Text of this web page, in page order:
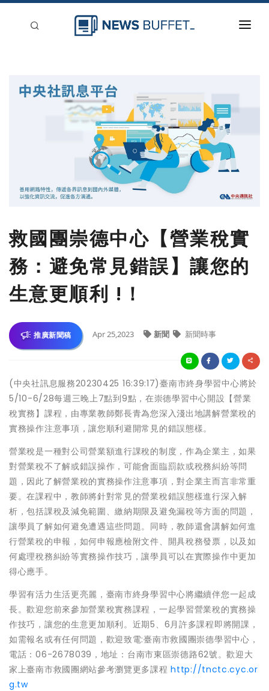
救國團崇德中心【營業稅實
務：避免常見錯誤】讓您的
生意更順利 !！
推廣新聞稿 Apr 25,2023 新聞 新聞時事
(中央社訊息服務20230425 16:39:17)臺南市終身學習中心將於
5/10-6/28每週三晚上7點到9點，在崇德學習中心開設【營業
稅實務】課程，由專業教師鄭長青為您深入淺出地講解營業稅的
實務操作注意事項，讓您順利避開常見的錯誤態樣。
營業稅是一種對公司營業額進行課稅的制度，作為企業主，如果
對營業稅不了解或錯誤操作，可能會面臨罰款或稅務糾紛等問
題，因此了解營業稅的實務操作注意事項，對企業主而言非常重
要。在課程中，教師將針對常見的營業稅錯誤態樣進行深入解
析，包括課稅及減免範圍、繳納期限及避免漏稅等方面的問題，
讓學員了解如何避免遭遇這些問題。同時，教師還會講解如何進
行營業稅的申報，如何申報應檢附文件、開具稅務發票，以及如
何處理稅務糾紛等實務操作技巧，讓學員可以在實際操作中更加
得心應手。
學習有活力生活更亮麗，臺南市終身學習中心將繼續伴您一起成
長。歡迎您前來參加營業稅實務課程，一起學習營業稅的實務操
作技巧，讓您的生意更加順利。近期5、6月許多課程即將開課，
如需報名或有任何問題，歡迎致電:臺南市救國團崇德學習中心，
電話：06-2678039，地址：台南市東區崇德路62號。歡迎大
家上臺南市救國團網站參考瀏覽更多課程http://tnctc.cyc.or
g.tw